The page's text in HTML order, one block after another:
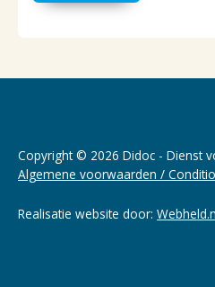
Copyright © 2026 Didoc - Dienst
Algemene voorwaarden /
Realisatie website door: